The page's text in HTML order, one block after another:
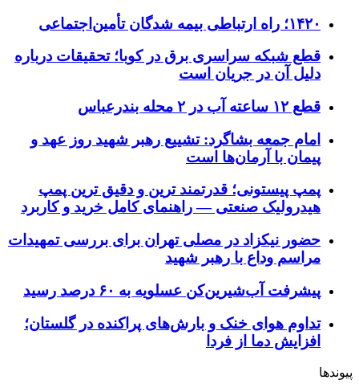
۱۴۲۰؛ راه ارتباطی بیمه شدگان تأمین‌اجتماعی
قطع شبکه سراسری برق در کوبا؛ تحقیقات درباره
دلیل آن در جریان است
قطع ۱۲ ساعته آب در ۲ محله بندرعباس
امام جمعه بشاگرد: تشییع رهبر شهید روز عهد و
پیمان با آرمان‌ها است
پمپ پیستونی؛ قدرتمند ترین و دقیق‌ ترین پمپ
هیدرولیک صنعتی — راهنمای کامل خرید و کاربرد
حضور نیکزاد در مصلی تهران برای بررسی تمهیدات
مراسم وداع با رهبر شهید
پیشرفت آب‌شیرین‌کن عسلویه به ۶۰ درصد رسید
تداوم هوای خنک و بارش‌های پراکنده در گلستان؛
افزایش دما از فردا
پیوندها